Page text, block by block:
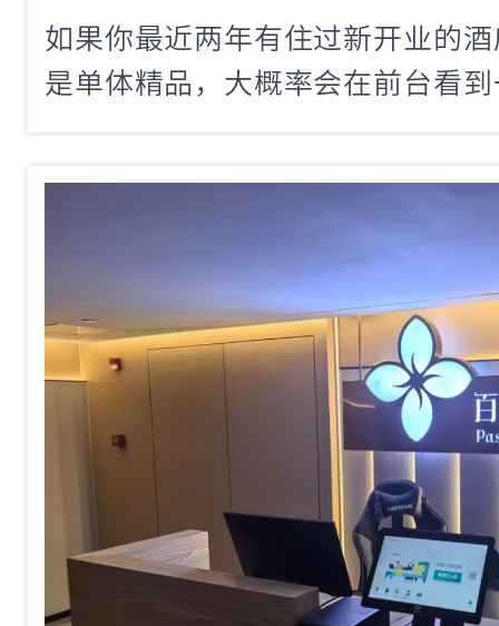
如果你最近两年有住过新开业的
是单体精品，大概率会在前台看
家的示范效应让这个趋势越来越
聊，智慧酒店前台自助机到底凭
规模酒店怎么用好这个设备。